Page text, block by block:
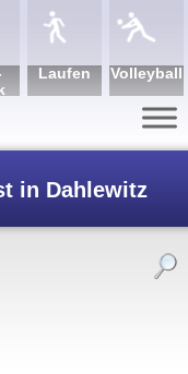
Lau­fen Volley­ball
in Dahlewitz